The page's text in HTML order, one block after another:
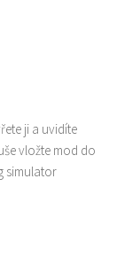
ji a uvidíte
vložte mod do
simulator